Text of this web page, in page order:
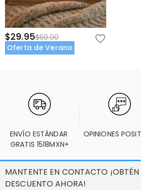
$29.95$60.00
Oferta de Verano
ENVÍO ESTÁNDAR
GRATIS 1518MXN+
OPINIONES
MANTENTE EN CONTACTO ¡OBTÉN
DESCUENTO AHORA!